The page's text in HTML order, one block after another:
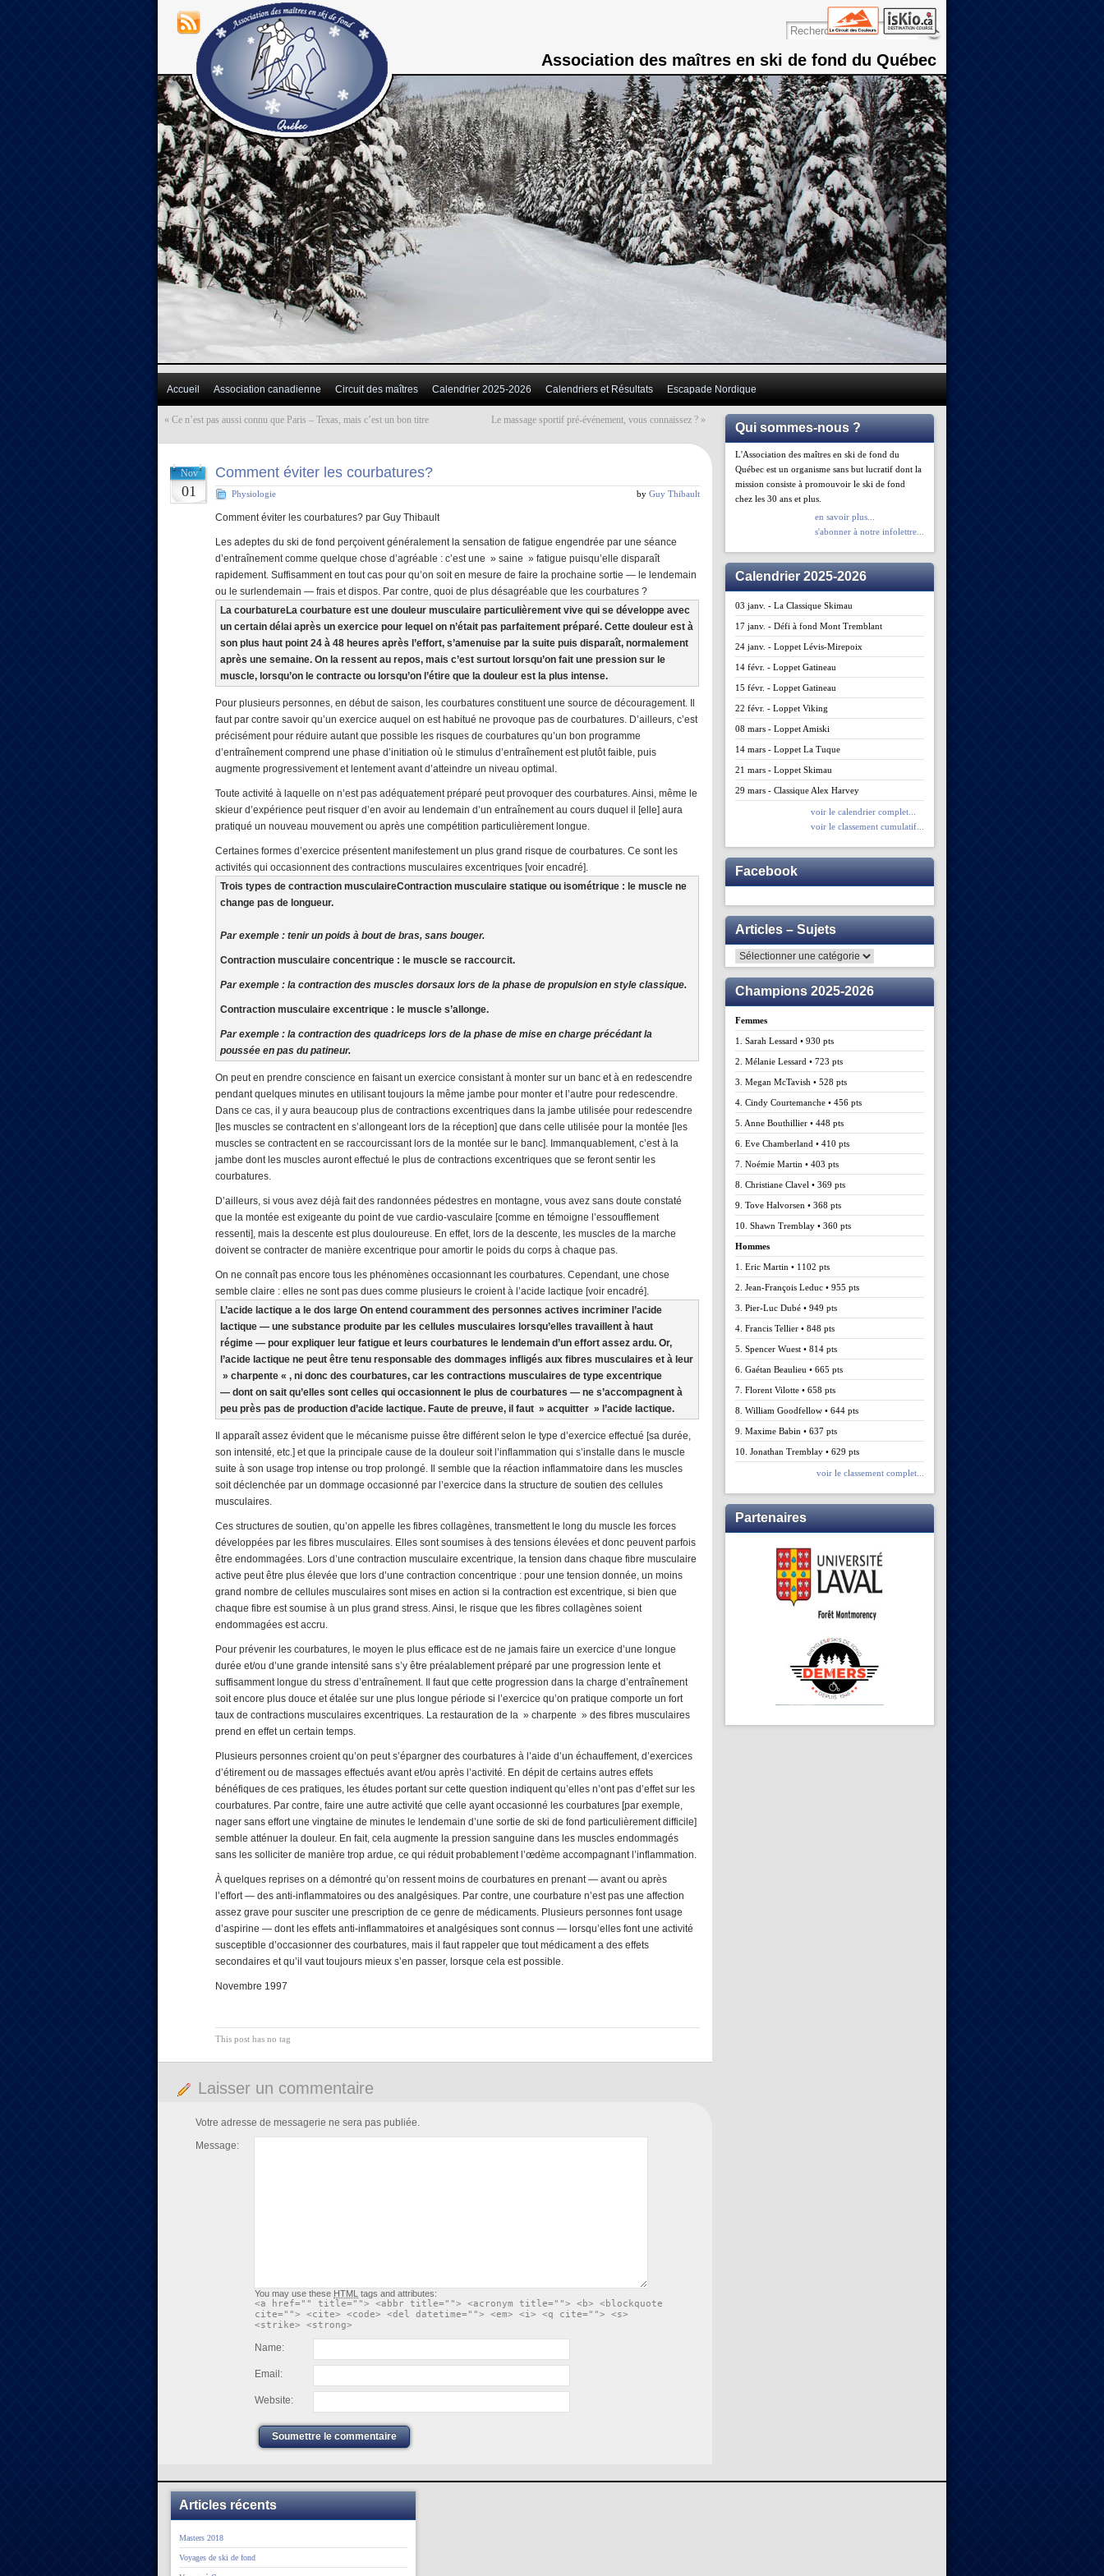
Association des maîtres en ski de fond du Québec
Accueil Association canadienne Circuit des maîtres Calendrier 2025-2026 Calendriers et Résultats Escapade Nordique
« Ce n’est pas aussi connu que Paris – Texas, mais c’est un bon titre Le massage sportif pré-événement, vous connaissez ? »
Nov
01
Comment éviter les courbatures?
Physiologie by Guy Thibault
Comment éviter les courbatures? par Guy Thibault
Les adeptes du ski de fond perçoivent généralement la sensation de fatigue engendrée par une séance
d’entraînement comme quelque chose d’agréable : c’est une » saine » fatigue puisqu’elle disparaît
rapidement. Suffisamment en tout cas pour qu’on soit en mesure de faire la prochaine sortie — le lendemain
ou le surlendemain — frais et dispos. Par contre, quoi de plus désagréable que les courbatures ?
La courbatureLa courbature est une douleur musculaire particulièrement vive qui se développe avec
un certain délai après un exercice pour lequel on n’était pas parfaitement préparé. Cette douleur est à
son plus haut point 24 à 48 heures après l’effort, s’amenuise par la suite puis disparaît, normalement
après une semaine. On la ressent au repos, mais c’est surtout lorsqu’on fait une pression sur le
muscle, lorsqu’on le contracte ou lorsqu’on l’étire que la douleur est la plus intense.
Pour plusieurs personnes, en début de saison, les courbatures constituent une source de découragement. Il
faut par contre savoir qu’un exercice auquel on est habitué ne provoque pas de courbatures. D’ailleurs, c’est
précisément pour réduire autant que possible les risques de courbatures qu’un bon programme
d’entraînement comprend une phase d’initiation où le stimulus d’entraînement est plutôt faible, puis
augmente progressivement et lentement avant d’atteindre un niveau optimal.
Toute activité à laquelle on n’est pas adéquatement préparé peut provoquer des courbatures. Ainsi, même le
skieur d’expérience peut risquer d’en avoir au lendemain d’un entraînement au cours duquel il [elle] aura
pratiqué un nouveau mouvement ou après une compétition particulièrement longue.
Certaines formes d’exercice présentent manifestement un plus grand risque de courbatures. Ce sont les
activités qui occasionnent des contractions musculaires excentriques [voir encadré].
Trois types de contraction musculaireContraction musculaire statique ou isométrique : le muscle ne
change pas de longueur.
Par exemple : tenir un poids à bout de bras, sans bouger.
Contraction musculaire concentrique : le muscle se raccourcit.
Par exemple : la contraction des muscles dorsaux lors de la phase de propulsion en style classique.
Contraction musculaire excentrique : le muscle s’allonge.
Par exemple : la contraction des quadriceps lors de la phase de mise en charge précédant la
poussée en pas du patineur.
On peut en prendre conscience en faisant un exercice consistant à monter sur un banc et à en redescendre
pendant quelques minutes en utilisant toujours la même jambe pour monter et l’autre pour redescendre.
Dans ce cas, il y aura beaucoup plus de contractions excentriques dans la jambe utilisée pour redescendre
[les muscles se contractent en s’allongeant lors de la réception] que dans celle utilisée pour la montée [les
muscles se contractent en se raccourcissant lors de la montée sur le banc]. Immanquablement, c’est à la
jambe dont les muscles auront effectué le plus de contractions excentriques que se feront sentir les
courbatures.
D’ailleurs, si vous avez déjà fait des randonnées pédestres en montagne, vous avez sans doute constaté
que la montée est exigeante du point de vue cardio-vasculaire [comme en témoigne l’essoufflement
ressenti], mais la descente est plus douloureuse. En effet, lors de la descente, les muscles de la marche
doivent se contracter de manière excentrique pour amortir le poids du corps à chaque pas.
On ne connaît pas encore tous les phénomènes occasionnant les courbatures. Cependant, une chose
semble claire : elles ne sont pas dues comme plusieurs le croient à l’acide lactique [voir encadré].
L’acide lactique a le dos large On entend couramment des personnes actives incriminer l’acide
lactique — une substance produite par les cellules musculaires lorsqu’elles travaillent à haut
régime — pour expliquer leur fatigue et leurs courbatures le lendemain d’un effort assez ardu. Or,
l’acide lactique ne peut être tenu responsable des dommages infligés aux fibres musculaires et à leur
» charpente « , ni donc des courbatures, car les contractions musculaires de type excentrique
— dont on sait qu’elles sont celles qui occasionnent le plus de courbatures — ne s’accompagnent à
peu près pas de production d’acide lactique. Faute de preuve, il faut » acquitter » l’acide lactique.
Il apparaît assez évident que le mécanisme puisse être différent selon le type d’exercice effectué [sa durée,
son intensité, etc.] et que la principale cause de la douleur soit l’inflammation qui s’installe dans le muscle
suite à son usage trop intense ou trop prolongé. Il semble que la réaction inflammatoire dans les muscles
soit déclenchée par un dommage occasionné par l’exercice dans la structure de soutien des cellules
musculaires.
Ces structures de soutien, qu’on appelle les fibres collagènes, transmettent le long du muscle les forces
développées par les fibres musculaires. Elles sont soumises à des tensions élevées et donc peuvent parfois
être endommagées. Lors d’une contraction musculaire excentrique, la tension dans chaque fibre musculaire
active peut être plus élevée que lors d’une contraction concentrique : pour une tension donnée, un moins
grand nombre de cellules musculaires sont mises en action si la contraction est excentrique, si bien que
chaque fibre est soumise à un plus grand stress. Ainsi, le risque que les fibres collagènes soient
endommagées est accru.
Pour prévenir les courbatures, le moyen le plus efficace est de ne jamais faire un exercice d’une longue
durée et/ou d’une grande intensité sans s’y être préalablement préparé par une progression lente et
suffisamment longue du stress d’entraînement. Il faut que cette progression dans la charge d’entraînement
soit encore plus douce et étalée sur une plus longue période si l’exercice qu’on pratique comporte un fort
taux de contractions musculaires excentriques. La restauration de la » charpente » des fibres musculaires
prend en effet un certain temps.
Plusieurs personnes croient qu’on peut s’épargner des courbatures à l’aide d’un échauffement, d’exercices
d’étirement ou de massages effectués avant et/ou après l’activité. En dépit de certains autres effets
bénéfiques de ces pratiques, les études portant sur cette question indiquent qu’elles n’ont pas d’effet sur les
courbatures. Par contre, faire une autre activité que celle ayant occasionné les courbatures [par exemple,
nager sans effort une vingtaine de minutes le lendemain d’une sortie de ski de fond particulièrement difficile]
semble atténuer la douleur. En fait, cela augmente la pression sanguine dans les muscles endommagés
sans les solliciter de manière trop ardue, ce qui réduit probablement l’œdème accompagnant l’inflammation.
À quelques reprises on a démontré qu’on ressent moins de courbatures en prenant — avant ou après
l’effort — des anti-inflammatoires ou des analgésiques. Par contre, une courbature n’est pas une affection
assez grave pour susciter une prescription de ce genre de médicaments. Plusieurs personnes font usage
d’aspirine — dont les effets anti-inflammatoires et analgésiques sont connus — lorsqu’elles font une activité
susceptible d’occasionner des courbatures, mais il faut rappeler que tout médicament a des effets
secondaires et qu’il vaut toujours mieux s’en passer, lorsque cela est possible.
Novembre 1997
This post has no tag
Laisser un commentaire
Votre adresse de messagerie ne sera pas publiée.
Message:
You may use these HTML tags and attributes:
<a href="" title=""> <abbr title=""> <acronym title=""> <b> <blockquote
cite=""> <cite> <code> <del datetime=""> <em> <i> <q cite=""> <s>
<strike> <strong>
Name:
Email:
Website:
Soumettre le commentaire
Qui sommes-nous ?
L'Association des maîtres en ski de fond du
Québec est un organisme sans but lucratif dont la
mission consiste à promouvoir le ski de fond
chez les 30 ans et plus.
en savoir plus...
s'abonner à notre infolettre...
Calendrier 2025-2026
03 janv. - La Classique Skimau
17 janv. - Défi à fond Mont Tremblant
24 janv. - Loppet Lévis-Mirepoix
14 févr. - Loppet Gatineau
15 févr. - Loppet Gatineau
22 févr. - Loppet Viking
08 mars - Loppet Amiski
14 mars - Loppet La Tuque
21 mars - Loppet Skimau
29 mars - Classique Alex Harvey
voir le calendrier complet...
voir le classement cumulatif...
Facebook
Articles – Sujets
Articles
–
Sujets
Champions 2025-2026
Femmes
1. Sarah Lessard • 930 pts
2. Mélanie Lessard • 723 pts
3. Megan McTavish • 528 pts
4. Cindy Courtemanche • 456 pts
5. Anne Bouthillier • 448 pts
6. Eve Chamberland • 410 pts
7. Noémie Martin • 403 pts
8. Christiane Clavel • 369 pts
9. Tove Halvorsen • 368 pts
10. Shawn Tremblay • 360 pts
Hommes
1. Eric Martin • 1102 pts
2. Jean-François Leduc • 955 pts
3. Pier-Luc Dubé • 949 pts
4. Francis Tellier • 848 pts
5. Spencer Wuest • 814 pts
6. Gaétan Beaulieu • 665 pts
7. Florent Vilotte • 658 pts
8. William Goodfellow • 644 pts
9. Maxime Babin • 637 pts
10. Jonathan Tremblay • 629 pts
voir le classement complet...
Partenaires
Articles récents
Masters 2018
Voyages de ski de fond